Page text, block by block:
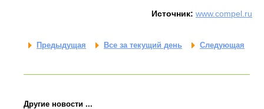
Источник: www.compel.ru
Предыдущая Все за текущий день Следующая
Другие новости ...